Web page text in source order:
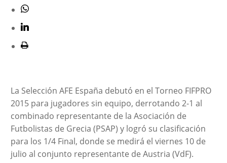
La Selección AFE España debutó en el Torneo FIFPRO
2015 para jugadores sin equipo, derrotando 2-1 al
combinado representante de la Asociación de
Futbolistas de Grecia (PSAP) y logró su clasificación
para los 1/4 Final, donde se medirá el viernes 10 de
julio al conjunto representante de Austria (VdF).